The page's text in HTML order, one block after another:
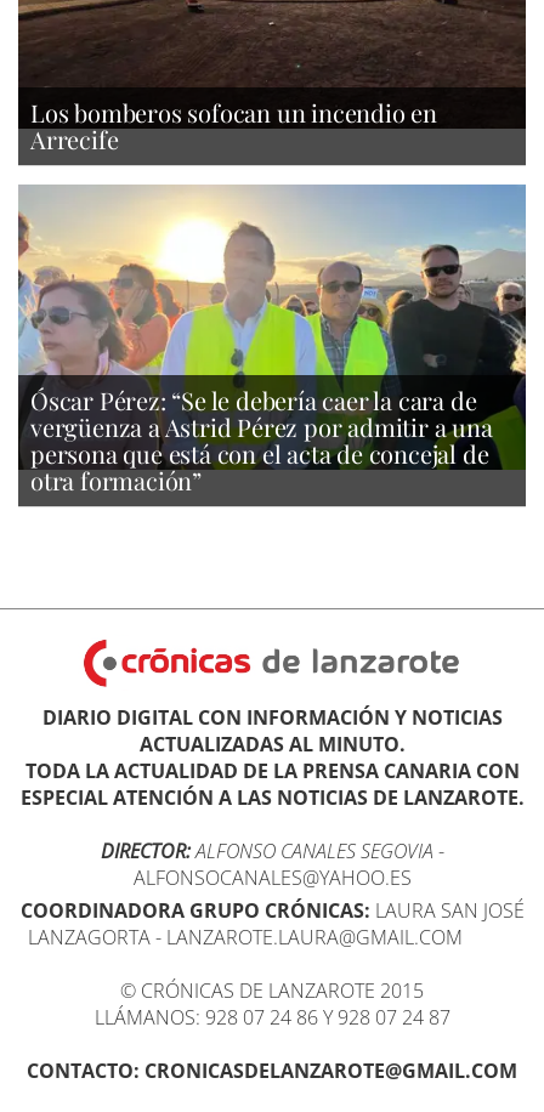
Los bomberos sofocan un incendio en
Arrecife
Óscar Pérez: “Se le debería caer la cara de
vergüenza a Astrid Pérez por admitir a una
persona que está con el acta de concejal de
otra formación”
DIARIO DIGITAL CON INFORMACIÓN Y NOTICIAS
ACTUALIZADAS AL MINUTO.
TODA LA ACTUALIDAD DE LA PRENSA CANARIA CON
ESPECIAL ATENCIÓN A LAS NOTICIAS DE LANZAROTE.
DIRECTOR:ALFONSO CANALES SEGOVIA -
ALFONSOCANALES@YAHOO.ES
COORDINADORA GRUPO CRÓNICAS: LAURA SAN JOSÉ
LANZAGORTA - LANZAROTE.LAURA@GMAIL.COM
© CRÓNICAS DE LANZAROTE 2015
LLÁMANOS: 928 07 24 86 Y 928 07 24 87
CONTACTO: CRONICASDELANZAROTE@GMAIL.COM